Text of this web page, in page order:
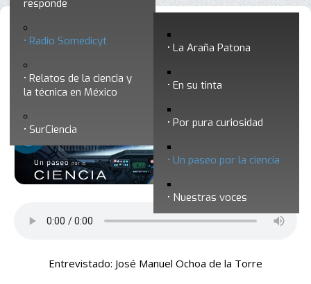
responde
Radio Somedicyt La Araña Patona
En su tinta
Por pura curiosidad
Un paseo por la ciencia
Nuestras voces
Relatos de la ciencia y
la técnica en México
SurCiencia
Un paseo por la ciencia 27 -
Consideraciones bioclimáticas para
viviendas de interés social
Entrevistado: José Manuel Ochoa de la Torre